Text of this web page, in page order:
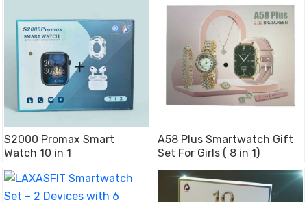
S2000 Promax Smart
Watch 10 in 1
A58 Plus Smartwatch Gift
Set For Girls ( 8 in 1)